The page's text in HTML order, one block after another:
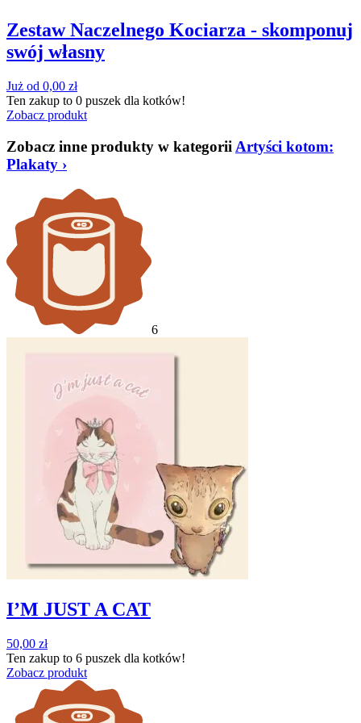
Zestaw Naczelnego Kociarza - skomponuj
swój własny
Już od 0,00 zł
Ten zakup to 0 puszek dla kotków!
Zobacz produkt
Zobacz inne produkty w kategorii Artyści kotom:
Plakaty ›
6
I’M JUST A CAT
50,00 zł
Ten zakup to 6 puszek dla kotków!
Zobacz produkt